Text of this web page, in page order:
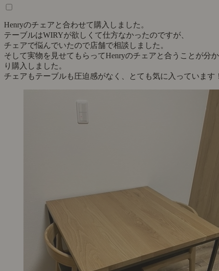
Henryのチェアと合わせて購入しました。
テーブルはWIRYが欲しくて仕方なかったのですが、
チェアで悩んでいたので店舗で相談しました。
そして実物を見せてもらってHenryのチェアと合うことが分か
り購入しました。
チェアもテーブルも圧迫感がなく、とても気に入っています